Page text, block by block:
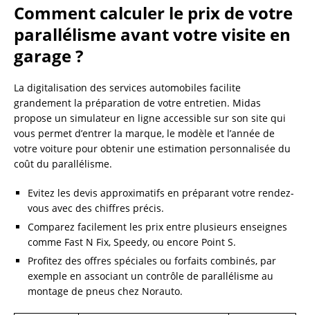
Comment calculer le prix de votre
parallélisme avant votre visite en
garage ?
La digitalisation des services automobiles facilite
grandement la préparation de votre entretien. Midas
propose un simulateur en ligne accessible sur son site qui
vous permet d’entrer la marque, le modèle et l’année de
votre voiture pour obtenir une estimation personnalisée du
coût du parallélisme.
Evitez les devis approximatifs en préparant votre rendez-
vous avec des chiffres précis.
Comparez facilement les prix entre plusieurs enseignes
comme Fast N Fix, Speedy, ou encore Point S.
Profitez des offres spéciales ou forfaits combinés, par
exemple en associant un contrôle de parallélisme au
montage de pneus chez Norauto.